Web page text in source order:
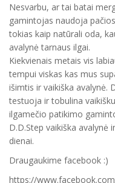
Nesvarbu, ar tai batai
gamintojas naudoja
tokias kaip natūrali oda,
avalynė tarnaus ilgai.
Kiekvienais metais vis
tempui viskas kas mus
išimtis ir vaikiška avalynė.
testuoja ir tobulina
ilgamečio patikimo
D.D.Step vaikiška avalynė
dienai.
Draugaukime facebook :)
https://